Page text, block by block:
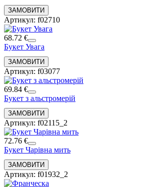
Артикул: f02710
68.72 €
Букет Увага
Артикул: f03077
69.84 €
Букет з альстромерій
Артикул: f02115_2
72.76 €
Букет Чарівна мить
Артикул: f01932_2